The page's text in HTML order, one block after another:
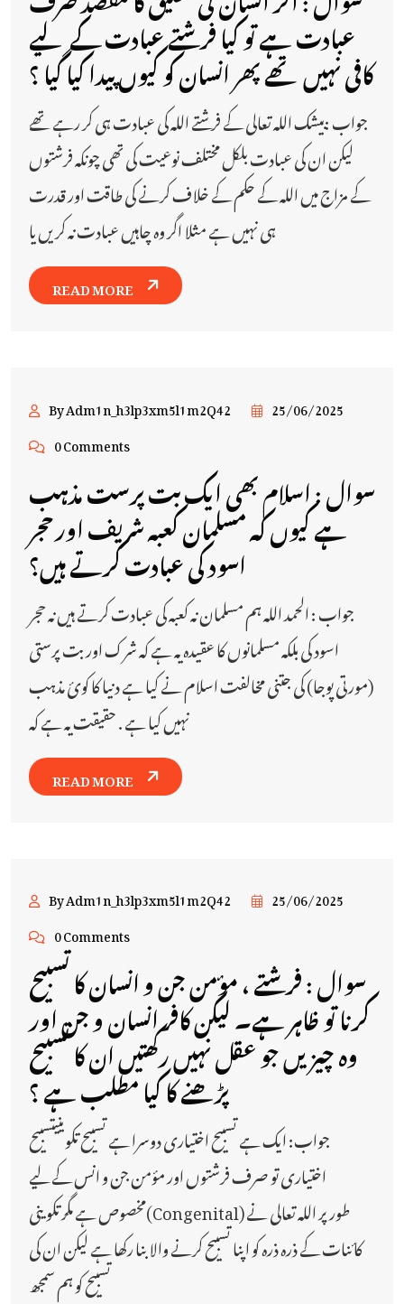
عبادت ہے تو کیا فرشتے عبادت کے لیے
کافی نہیں تھے پھر انسان کو کیوں پیدا کیا گیا ؟
جواب :بیشک اللہ تعالی کے فرشتے اللہ کی عبادت ہی کر رہے تھے
لیکن ان کی عبادت بلکل مختلف نوعیت کی تھی چونکہ فرشتوں
کے مزاج میں اللہ کے حکم کے خلاف کرنے کی طاقت اور قدرت
ہی نہیں ہے مثلا اگر وہ چاہیں عبادت نہ کریں یا
READ MORE
By Adm1n_h3lp3xm5l1m2Q42
25/06/2025
0 Comments
سوال : اسلام بھی ایک بت پرست مذہب
ہے کیوں کہ مسلمان کعبہ شریف اور حجر
اسود کی عبادت کرتے ہیں؟
جواب : الحمد اللہ ہم مسلمان نہ کعبہ کی عبادت کرتے ہیں نہ حجر
اسود کی بلکہ مسلمانوں کا عقیدہ یہ ہے کہ شرک اور بت پرستی
(مورتی پوجا) کی جتنی مخالفت اسلام نے کیا ہے دنیا کا کوئ مذہب
نہیں کیا ہے . حقیقت یہ ہے کہ
READ MORE
By Adm1n_h3lp3xm5l1m2Q42
25/06/2025
0 Comments
سوال : فرشتے ، مؤمن جن و انسان کا تسبیح
کرنا تو ظاہر ہے۔ لیکن کافر انسان و جن اور
وہ چیزیں جو عقل نہیں رکھتیں ان کا تسبیح
پڑھنے کا کیا مطلب ہے ؟
جواب: ایک ہے تسبیح اختیاری دوسرا ہے تسبیح تکوینیتسبیح
اختیاری تو صرف فرشتوں اور مؤمن جن و انس کے لیے
مخصوص ہے مگر تکوینی(Congenital) طور پر اللہ تعالی نے
کائنات کے ذرہ ذرہ کو اپنا تسبیح کرنے والا بنا رکھا ہے لیکن ان کی
تسبیح کو ہم سمجھ